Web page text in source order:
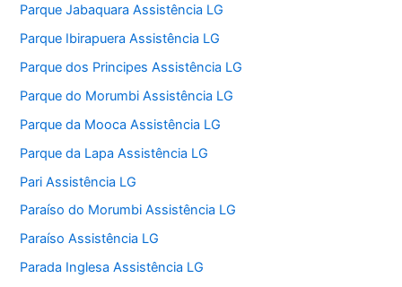
Parque Jabaquara Assistência LG
Parque Ibirapuera Assistência LG
Parque dos Principes Assistência LG
Parque do Morumbi Assistência LG
Parque da Mooca Assistência LG
Parque da Lapa Assistência LG
Pari Assistência LG
Paraíso do Morumbi Assistência LG
Paraíso Assistência LG
Parada Inglesa Assistência LG